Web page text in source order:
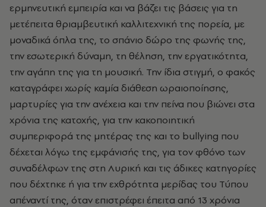
ερμηνευτική εμπειρία και να βάζει τις βάσεις για τη
μετέπειτα θριαμβευτική καλλιτεχνική της πορεία, με
μοναδικά όπλα της, το σπάνιο δώρο της φωνής της,
την εσωτερική δύναμη, τη θέληση, την εργατικότητα,
την αγάπη της για τη μουσική. Την ίδια στιγμή, ο φακός
καταγράφει χωρίς καμία διάθεση ωραιοποίησης,
μαρτυρίες για την ανέχεια και την πείνα που βιώνει στα
χρόνια της κατοχής, για την κακοποιητική
συμπεριφορά της μητέρας της και το bullying που
δέχεται λόγω της εμφάνισής της, για τον φθόνο των
συναδέλφων της στη Λυρική και τις άδικες κατηγορίες
που δέχτηκε ή για την εχθρότητα μερίδας του Τύπου
απέναντί της, όταν επιστρέφει έπειτα από 13 χρόνια